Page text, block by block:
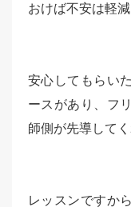
おけば不安は軽減
安心してもらい
ースがあり、フ
師側が先導してく
レッスンですか